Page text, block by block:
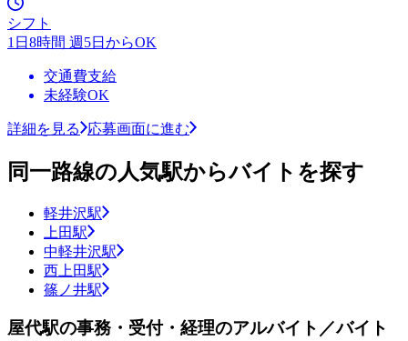
シフト
1日8時間 週5日からOK
交通費支給
未経験OK
詳細を見る 応募画面に進む
同一路線の人気駅からバイトを探す
軽井沢駅
上田駅
中軽井沢駅
西上田駅
篠ノ井駅
屋代駅の事務・受付・経理のアルバイト／バイト